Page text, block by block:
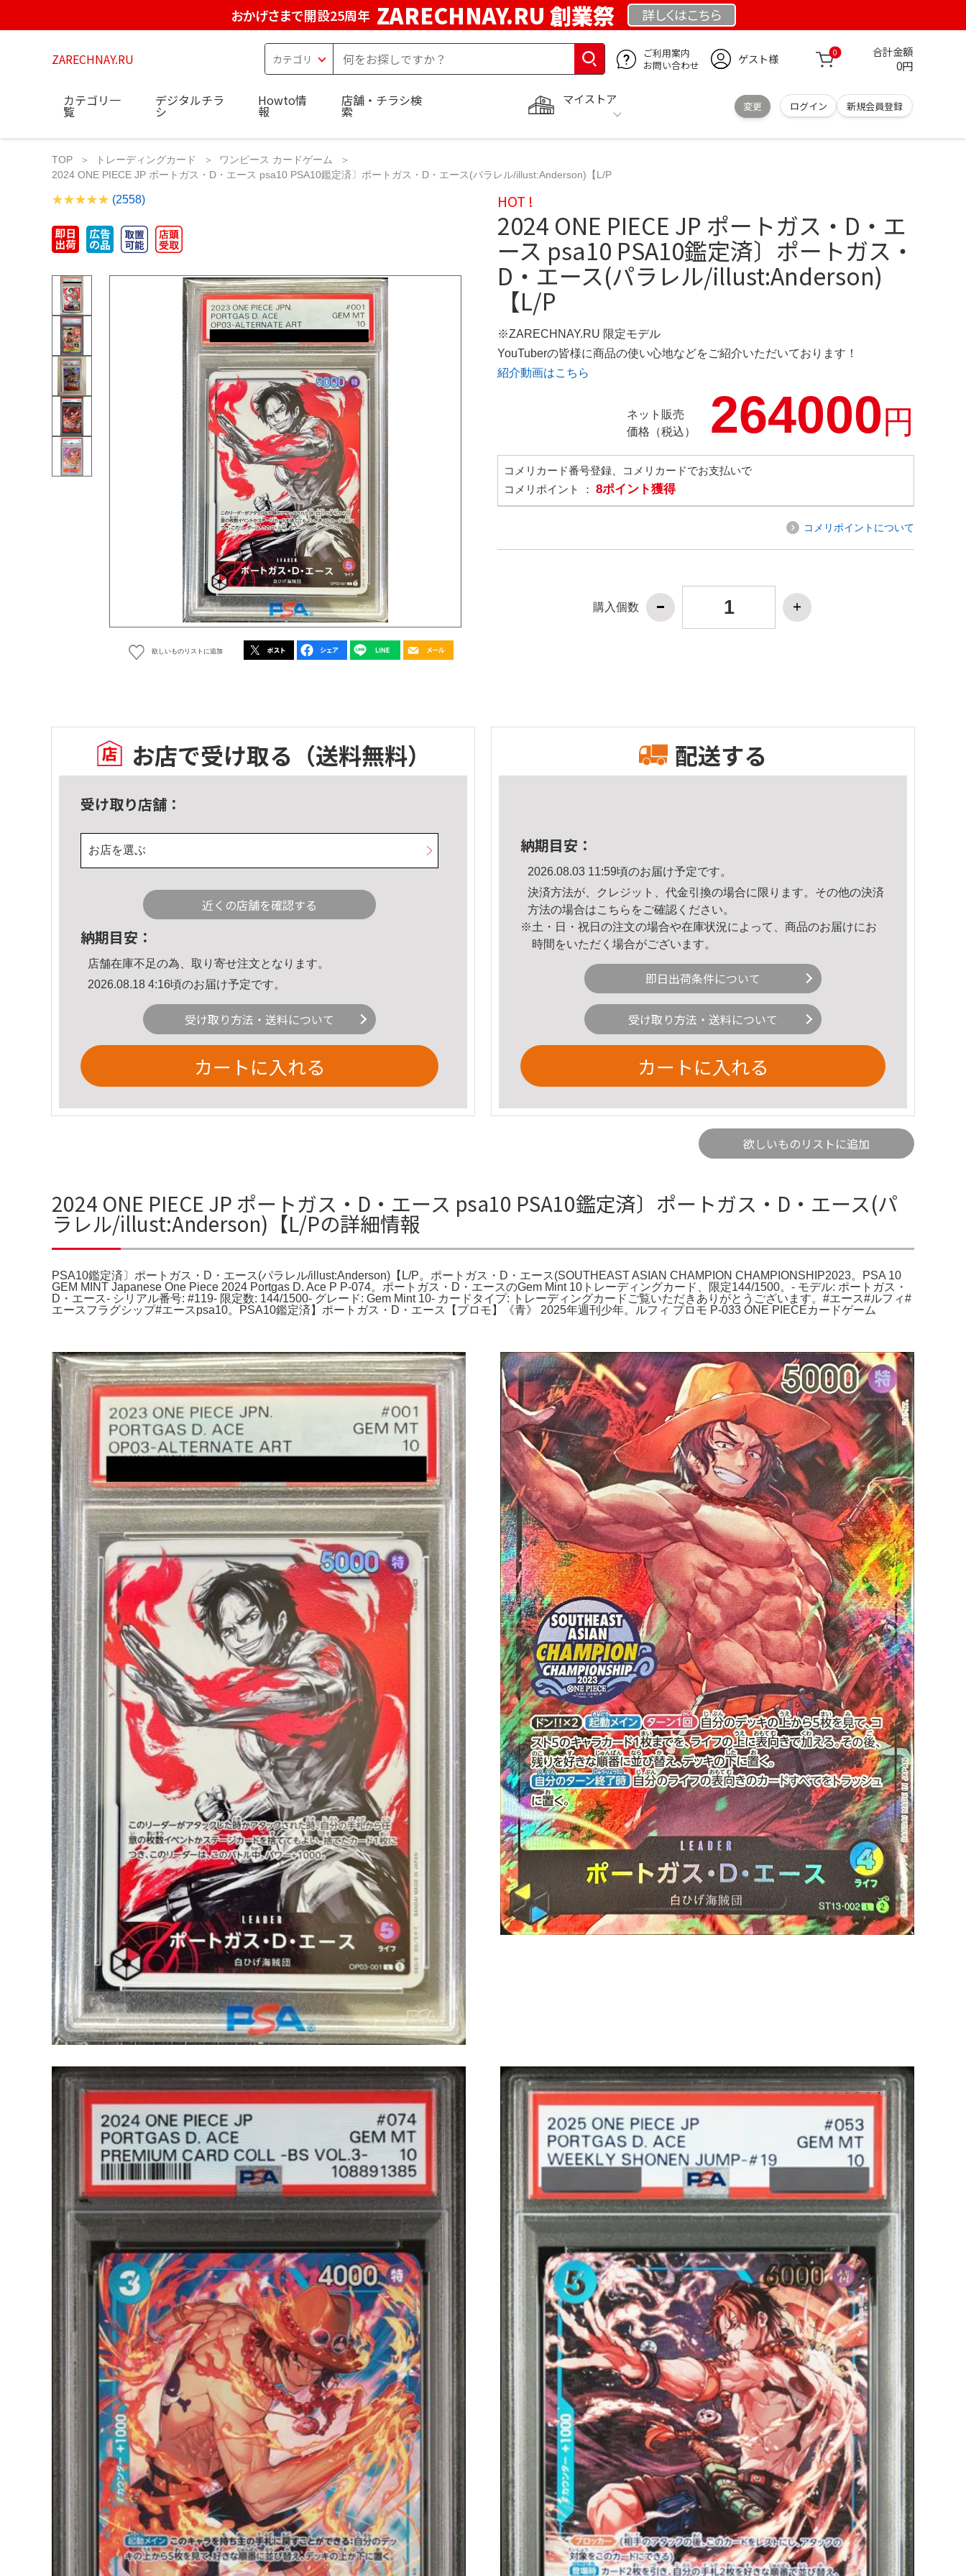
おかげさまで開設25周年 ZARECHNAY.RU 創業祭 詳しくはこちら
ZARECHNAY.RU
ご利用案内
お問い合わせ
ゲスト様 0 合計金額
0円
マイストア
変更 ログイン 新規会員登録
カテゴリ一
覧
デジタルチラ
シ
Howto情
報
店舗・チラシ検
索
TOP トレーディングカード
ワンピース カードゲーム
2024 ONE PIECE JP ポートガス・D・エース psa10 PSA10鑑定済〕ポートガス・D・エース(パラレル/illust:Anderson)【L/P
(2558)
欲しいものリストに追加
HOT !
2024 ONE PIECE JP ポートガス・D・エ
ース psa10 PSA10鑑定済〕ポートガス・
D・エース(パラレル/illust:Anderson)
【L/P
※ZARECHNAY.RU 限定モデル
YouTuberの皆様に商品の使い心地などをご紹介いただいております！
紹介動画はこちら
ネット販売
価格（税込）
264000円
コメリカード番号登録、コメリカードでお支払いで
コメリポイント ： 8ポイント獲得
コメリポイントについて
購入個数
お店で受け取る （送料無料）
受け取り店舗：
お店を選ぶ
近くの店舗を確認する
納期目安：
店舗在庫不足の為、取り寄せ注文となります。
2026.08.18 4:16頃のお届け予定です。
受け取り方法・送料について
カートに入れる
配送する
納期目安：
2026.08.03 11:59頃のお届け予定です。
決済方法が、クレジット、代金引換の場合に限ります。その他の決済
方法の場合はこちら をご確認ください。
※土・日・祝日の注文の場合や在庫状況によって、商品のお届けにお
時間をいただく場合がございます。
即日出荷条件について
受け取り方法・送料について
カートに入れる
欲しいものリストに追加
2024 ONE PIECE JP ポートガス・D・エース psa10 PSA10鑑定済〕ポートガス・D・エース(パ
ラレル/illust:Anderson)【L/Pの詳細情報
PSA10鑑定済〕ポートガス・D・エース(パラレル/illust:Anderson)【L/P。ポートガス・D・エース(SOUTHEAST ASIAN CHAMPION CHAMPIONSHIP2023。PSA 10
GEM MINT Japanese One Piece 2024 Portgas D. Ace P P-074。ポートガス・D・エースのGem Mint 10トレーディングカード、限定144/1500。- モデル: ポートガス・
D・エース- シリアル番号: #119- 限定数: 144/1500- グレード: Gem Mint 10- カードタイプ: トレーディングカードご覧いただきありがとうございます。#エース#ルフィ#
エースフラグシップ#エースpsa10。PSA10鑑定済】ポートガス・D・エース【プロモ】《青》 2025年週刊少年。ルフィ プロモ P-033 ONE PIECEカードゲーム